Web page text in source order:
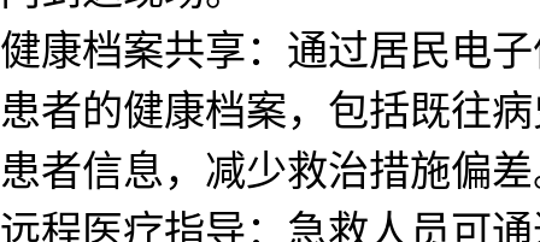
健康档案共享：通过居民电
患者的健康档案，包括既往
患者信息，减少救治措施偏
远程医疗指导：急救人员可